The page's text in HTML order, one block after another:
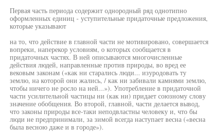
Первая часть периода содержит однородный ряд однотипно
оформленных единиц - уступительные придаточные предложения,
которые указывают
на то, что действие в главной части не мотивировано, совершается
вопреки, наперекор условиям, о которых сообщается в
придаточных частях. В ней описываются многочисленные
действия людей, направленные против природы, во вред ее
вековым законам («как ни старались люди... изуродовать ту
землю, на которой они жались, / как ни забивали камнями землю,
чтобы ничего не росло на ней...»). Употребление в придаточной
части усилительной частицы ни (как ни) придает союзному слову
значение обобщения. Во второй, главной, части делается вывод,
что законы природы все-таки неподвластны человеку и, что бы
люди не предпринимали, за зимой всегда наступает весна («весна
была весною даже и в городе»).